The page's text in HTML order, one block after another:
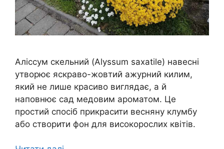
Аліссум скельний (Alyssum saxatile) навесні
утворює яскраво-жовтий ажурний килим,
який не лише красиво виглядає, а й
наповнює сад медовим ароматом. Це
простий спосіб прикрасити весняну клумбу
або створити фон для високорослих квітів.